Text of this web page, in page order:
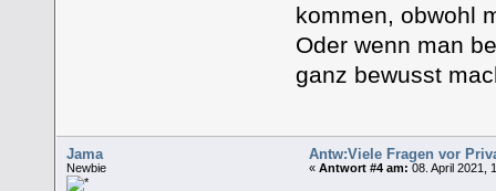
kommen, obwohl
Oder wenn man
ganz bewusst
Jama
Newbie
Antw:Viele Fragen vor
«Antwort #4 am: 08. April 2021,